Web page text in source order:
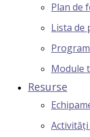
Plan de
Lista de
Module
Resurse
Activități